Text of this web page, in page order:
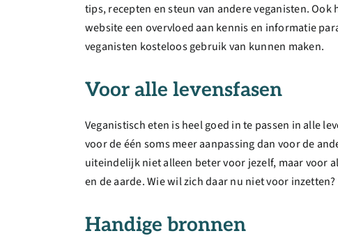
tips, recepten en steun van andere veganisten. Ook
website een overvloed aan kennis en informatie
veganisten kosteloos gebruik van kunnen maken.
Voor alle levensfasen
Veganistisch eten is heel goed in te passen in alle
voor de één soms meer aanpassing dan voor de
uiteindelijk niet alleen beter voor jezelf, maar voor
en de aarde. Wie wil zich daar nu niet voor inzetten?
Handige bronnen